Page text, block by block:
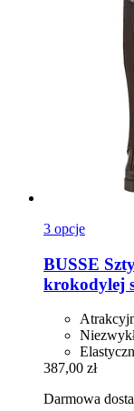
3 opcje
BUSSE
krokodylej
387,00 zł
Darmowa